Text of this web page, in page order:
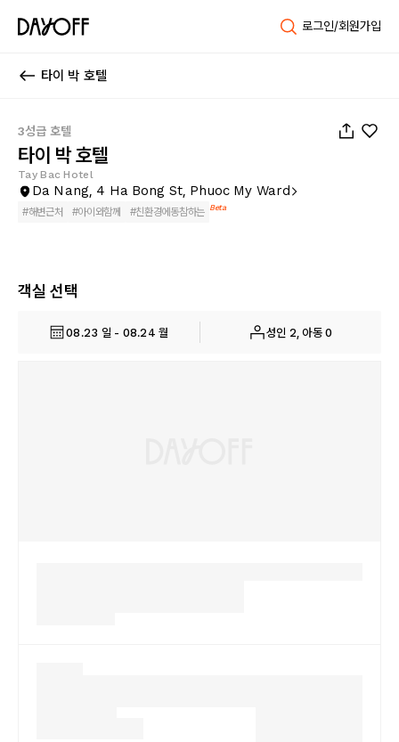
로그인/회원가입
타이 박 호텔
3성급 호텔
타이 박 호텔
Tay Bac Hotel
Da Nang, 4 Ha Bong St, Phuoc My Ward
#해변근처 #아이와함께 #친환경에동참하는 Beta
객실 선택
08.23 일 - 08.24 월 성인 2, 아동 0